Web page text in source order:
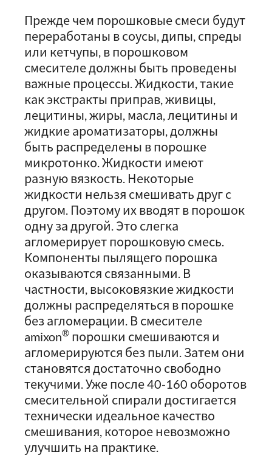
Прежде чем порошковые смеси будут
переработаны в соусы, дипы, спреды
или кетчупы, в порошковом
смесителе должны быть проведены
важные процессы. Жидкости, такие
как экстракты приправ, живицы,
лецитины, жиры, масла, лецитины и
жидкие ароматизаторы, должны
быть распределены в порошке
микротонко. Жидкости имеют
разную вязкость. Некоторые
жидкости нельзя смешивать друг с
другом. Поэтому их вводят в порошок
одну за другой. Это слегка
агломерирует порошковую смесь.
Компоненты пылящего порошка
оказываются связанными. В
частности, высоковязкие жидкости
должны распределяться в порошке
без агломерации. В смесителе
amixon® порошки смешиваются и
агломерируются без пыли. Затем они
становятся достаточно свободно
текучими. Уже после 40-160 оборотов
смесительной спирали достигается
технически идеальное качество
смешивания, которое невозможно
улучшить на практике.